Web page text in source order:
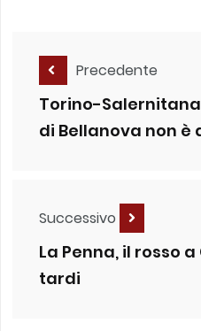
Precedente
Torino-
di Bellanova non è
Successivo
La Penna, il rosso
tardi